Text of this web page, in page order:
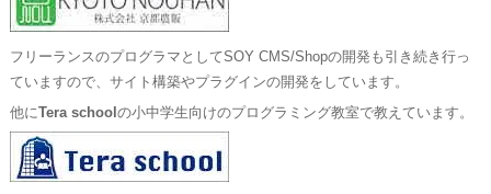
フリーランスのプログラマとしてSOY CMS/Shopの開発も引き続き行っ
ていますので、サイト構築やプラグインの開発をしています。
他にTera school の小中学生向けのプログラミング教室で教えています。